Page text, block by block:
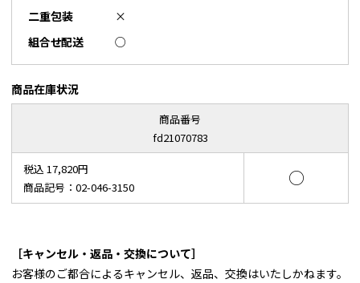
二重包装
×
組合せ配送
○
商品在庫状況
商品番号
fd21070783
税込 17,820円
商品記号：02-046-3150
○
［キャンセル・返品・交換について］
お客様のご都合によるキャンセル、返品、交換はいたしかねます。